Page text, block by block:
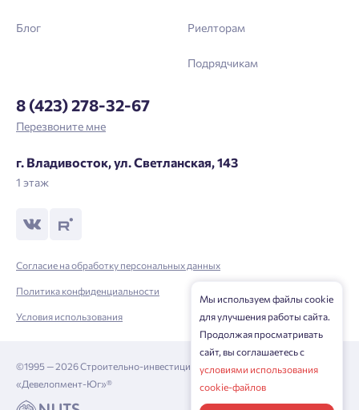
Блог Риелторам
Подрядчикам
8 (423) 278-32-67
Перезвоните мне
г. Владивосток, ул. Светланская, 143
1 этаж
Согласие на обработку персональных данных
Политика конфиденциальности
Условия использования
©1995 — 2026 Строительно-инвестиционная корпорация
«Девелопмент-Юг»®
Мы используем файлы cookie
для улучшения работы сайта.
Продолжая просматривать
сайт, вы соглашаетесь с
условиями использования
cookie-файлов